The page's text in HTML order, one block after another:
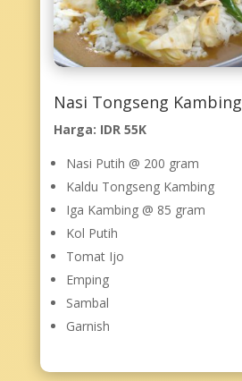
Nasi Tongseng Kambing
Harga: IDR 55K
Nasi Putih @ 200 gram
Kaldu Tongseng Kambing
Iga Kambing @ 85 gram
Kol Putih
Tomat Ijo
Emping
Sambal
Garnish